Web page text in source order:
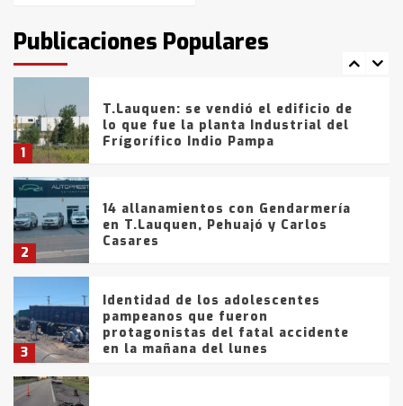
Publicaciones Populares
fueron detenidos por
comercialización de drogas en la
tarde del sábado
1
T.Lauquen: se vendió el edificio de
lo que fue la planta Industrial del
Frígorífico Indio Pampa
2
14 allanamientos con Gendarmería
en T.Lauquen, Pehuajó y Carlos
Casares
3
Identidad de los adolescentes
pampeanos que fueron
protagonistas del fatal accidente
en la mañana del lunes